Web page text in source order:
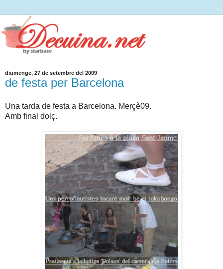
diumenge, 27 de setembre del 2009
de festa per Barcelona
Una tarda de festa a Barcelona. Merçè09.
Amb final dolç.